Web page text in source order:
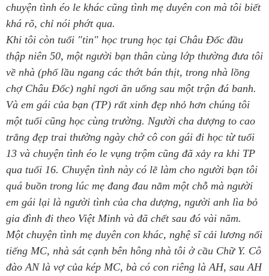
chuyện tình éo le khác cũng tình mẹ duyên con mà tôi biết
khá rõ, chỉ nói phớt qua.
Khi tôi còn tuổi "tin" học trung học tại Châu Đốc đầu
thập niên 50, một người bạn thân cùng lớp thường đưa tôi
về nhà (phố lầu ngang các thớt bán thịt, trong nhà lồng
chợ Châu Đốc) nghỉ ngơi ăn uống sau một trận đá banh.
Và em gái của bạn (TP) rất xinh đẹp nhỏ hơn chúng tôi
một tuổi cũng học cùng trường. Người cha dượng to cao
trắng đẹp trai thường ngày chở cô con gái đi học từ tuổi
13 và chuyện tình éo le vụng trộm cũng đã xảy ra khi TP
qua tuổi 16. Chuyện tình này có lẽ làm cho người bạn tôi
quá buồn trong lúc mẹ đang đau nằm một chỗ mà người
em gái lại là người tình của cha dượng, người anh lìa bỏ
gia đình đi theo Việt Minh và đã chết sau đó vài năm.
Một chuyện tình mẹ duyên con khác, nghệ sĩ cải lương nổi
tiếng MC, nhà sát cạnh bên hông nhà tôi ở cầu Chữ Y. Cô
đào AN là vợ của kép MC, bà có con riêng là AH, sau AH